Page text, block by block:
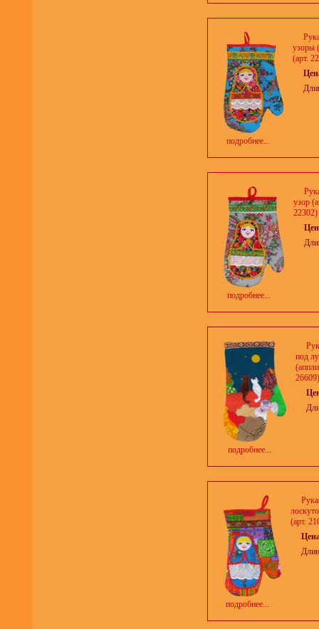
подробнее...
узоры
(арт.
подробнее...
узор
22302)
подробнее...
под
26609)
подробнее...
(арт.